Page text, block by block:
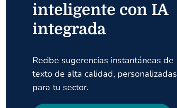
inteligente con IA
integrada
Recibe sugerencias instantáneas de
texto de alta calidad, personalizadas
para tu sector.